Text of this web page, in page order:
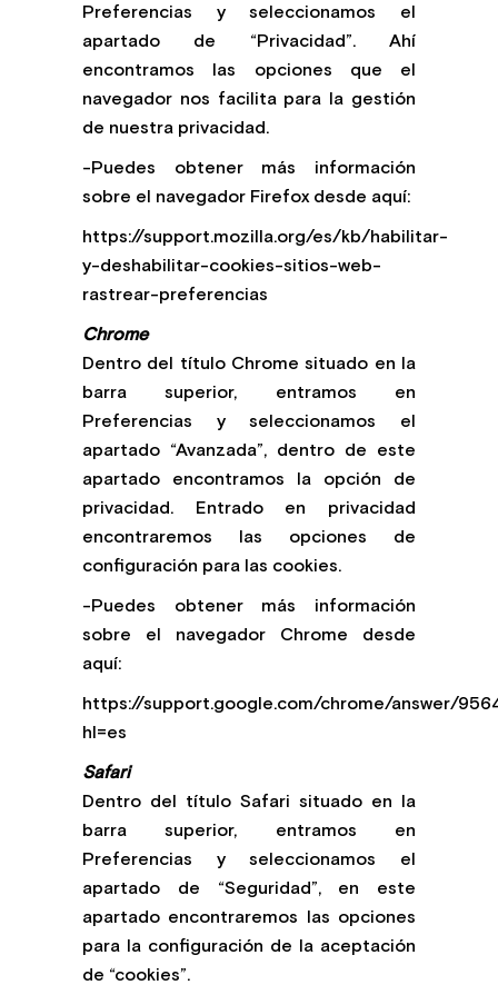
Preferencias y seleccionamos el
apartado de “Privacidad”. Ahí
encontramos las opciones que el
navegador nos facilita para la gestión
de nuestra privacidad.
-Puedes obtener más información
sobre el navegador Firefox desde aquí:
https://support.mozilla.org/es/kb/habilitar-
y-deshabilitar-cookies-sitios-web-
rastrear-preferencias
Chrome
Dentro del título Chrome situado en la
barra superior, entramos en
Preferencias y seleccionamos el
apartado “Avanzada”, dentro de este
apartado encontramos la opción de
privacidad. Entrado en privacidad
encontraremos las opciones de
configuración para las cookies.
-Puedes obtener más información
sobre el navegador Chrome desde
aquí:
https://support.google.com/chrome/answer/
hl=es
Safari
Dentro del título Safari situado en la
barra superior, entramos en
Preferencias y seleccionamos el
apartado de “Seguridad”, en este
apartado encontraremos las opciones
para la configuración de la aceptación
de “cookies”.